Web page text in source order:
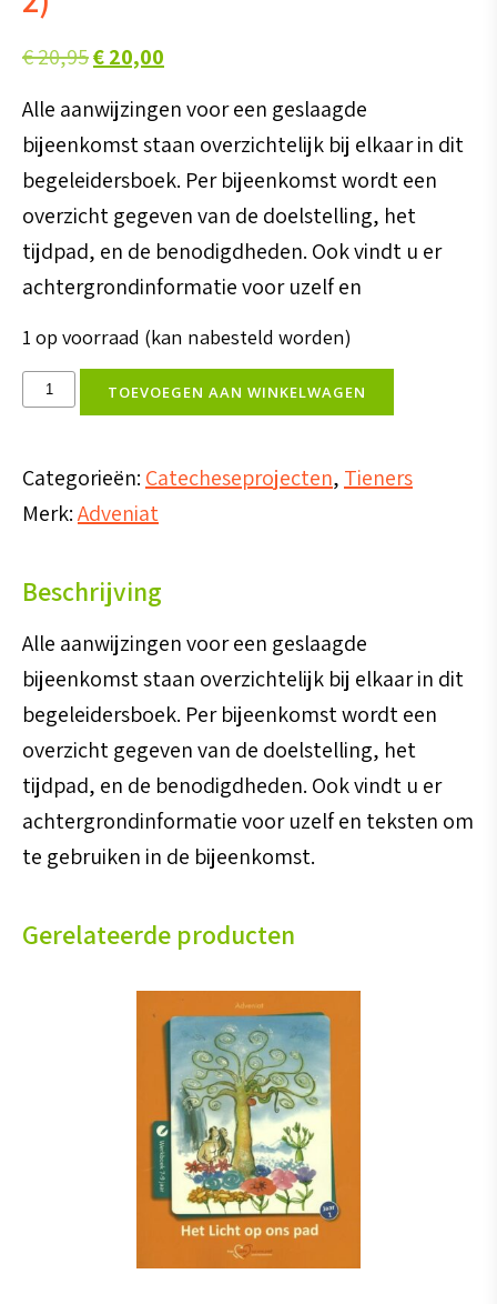
€20,95Oorspronkelijke
was:
€ 20,95.
€20,00
is:
€ 20,00.
Alle aanwijzingen voor een geslaagde
bijeenkomst staan overzichtelijk bij elkaar in dit
begeleidersboek. Per bijeenkomst wordt een
overzicht gegeven van de doelstelling, het
tijdpad, en de benodigdheden. Ook vindt u er
achtergrondinformatie voor uzelf en
1 op voorraad (kan nabesteld worden)
Het
ons
pad
13-
15jr
(Jaar
2)
aantal
TOEVOEGEN AAN WINKELWAGEN
Categorieën: Catecheseprojecten, Tieners
Merk:Adveniat
Beschrijving
Alle aanwijzingen voor een geslaagde
bijeenkomst staan overzichtelijk bij elkaar in dit
begeleidersboek. Per bijeenkomst wordt een
overzicht gegeven van de doelstelling, het
tijdpad, en de benodigdheden. Ook vindt u er
achtergrondinformatie voor uzelf en teksten om
te gebruiken in de bijeenkomst.
Gerelateerde producten